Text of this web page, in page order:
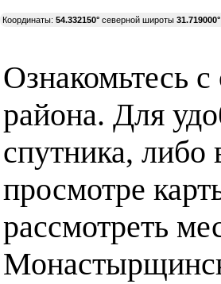
Координаты: 54.332150° северной широты 31.719000°
Ознакомьтесь
района. Для
спутника, либо
просмотре
рассмотреть